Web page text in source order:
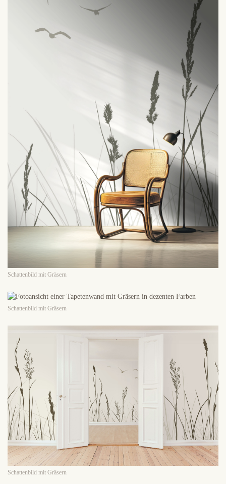
Schattenbild mit Gräsern
Schattenbild mit Gräsern
Schattenbild mit Gräsern